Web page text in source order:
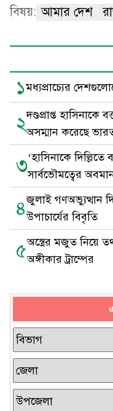
বিষয়: আমার দেশ
১মধ্যপ্রাচ্যের
২দণ্ডপ্রাপ্ত
অসম্মান করেছে
৩‘হাসিনাকে
সার্বভৌমত্বের
৪জুলাই গণঅভ্যুত্থান
উপাচার্যের বিবৃতি
৫অস্ত্রের মজুত নিয়ে
অঙ্গীকার ট্রাম্পের